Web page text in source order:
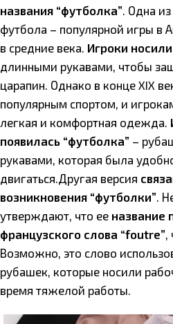
названия “футболка”. Одна из
футбола – популярной игры в
в средние века. Игроки
длинными рукавами, чтобы
царапин. Однако в конце XIX
популярным спортом, и
легкая и комфортная одежда.
появилась “футболка” –
рукавами, которая была
двигаться.Другая версия
возникновения “футболки”.
утверждают, что ее название
французского слова “foutre”,
Возможно, это слово
рубашек, которые носили
время тяжелой работы.